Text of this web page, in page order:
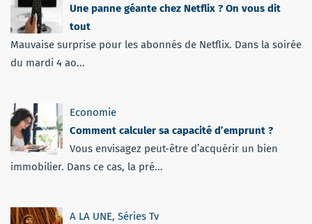
Une panne géante chez Netflix ? On vous dit
tout
Mauvaise surprise pour les abonnés de Netflix. Dans la soirée
du mardi 4 ao...
Economie
Comment calculer sa capacité d’emprunt ?
Vous envisagez peut-être d’acquérir un bien
immobilier. Dans ce cas, la pré...
A LA UNE, Séries Tv